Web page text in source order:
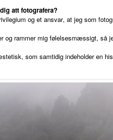
att fotografera?
og et ansvar, at jeg som
og rammer mig følelsesmæssigt, så
som samtidig indeholder en